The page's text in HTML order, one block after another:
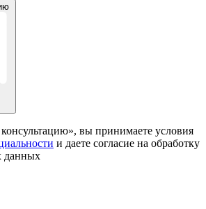
вы принимаете условия
и даете согласие на обработку
данных